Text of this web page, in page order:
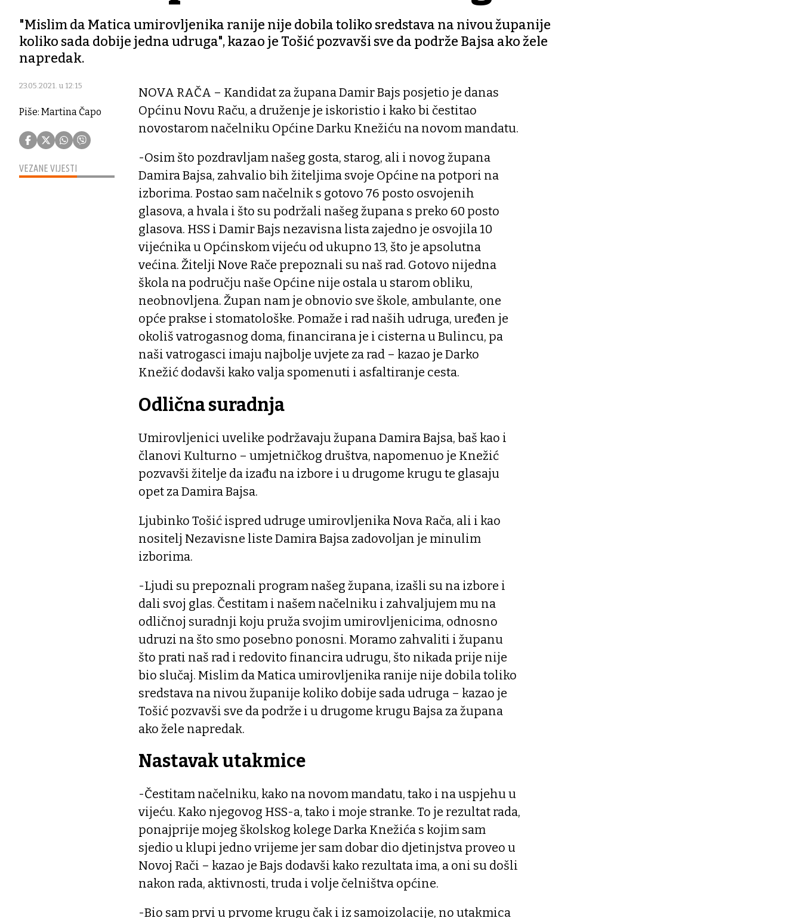
"Mislim da Matica umirovljenika ranije nije dobila toliko sredstava na nivou županije
koliko sada dobije jedna udruga", kazao je Tošić pozvavši sve da podrže Bajsa ako žele
napredak.
23.05.2021. u 12:15
Piše: Martina Čapo
VEZANE VIJESTI
NOVA RAČA – Kandidat za župana Damir Bajs posjetio je danas
Općinu Novu Raču, a druženje je iskoristio i kako bi čestitao
novostarom načelniku Općine Darku Knežiću na novom mandatu.
-Osim što pozdravljam našeg gosta, starog, ali i novog župana
Damira Bajsa, zahvalio bih žiteljima svoje Općine na potpori na
izborima. Postao sam načelnik s gotovo 76 posto osvojenih
glasova, a hvala i što su podržali našeg župana s preko 60 posto
glasova. HSS i Damir Bajs nezavisna lista zajedno je osvojila 10
vijećnika u Općinskom vijeću od ukupno 13, što je apsolutna
većina. Žitelji Nove Rače prepoznali su naš rad. Gotovo nijedna
škola na području naše Općine nije ostala u starom obliku,
neobnovljena. Župan nam je obnovio sve škole, ambulante, one
opće prakse i stomatološke. Pomaže i rad naših udruga, uređen je
okoliš vatrogasnog doma, financirana je i cisterna u Bulincu, pa
naši vatrogasci imaju najbolje uvjete za rad – kazao je Darko
Knežić dodavši kako valja spomenuti i asfaltiranje cesta.
Odlična suradnja
Umirovljenici uvelike podržavaju župana Damira Bajsa, baš kao i
članovi Kulturno – umjetničkog društva, napomenuo je Knežić
pozvavši žitelje da izađu na izbore i u drugome krugu te glasaju
opet za Damira Bajsa.
Ljubinko Tošić ispred udruge umirovljenika Nova Rača, ali i kao
nositelj Nezavisne liste Damira Bajsa zadovoljan je minulim
izborima.
-Ljudi su prepoznali program našeg župana, izašli su na izbore i
dali svoj glas. Čestitam i našem načelniku i zahvaljujem mu na
odličnoj suradnji koju pruža svojim umirovljenicima, odnosno
udruzi na što smo posebno ponosni. Moramo zahvaliti i županu
što prati naš rad i redovito financira udrugu, što nikada prije nije
bio slučaj. Mislim da Matica umirovljenika ranije nije dobila toliko
sredstava na nivou županije koliko dobije sada udruga – kazao je
Tošić pozvavši sve da podrže i u drugome krugu Bajsa za župana
ako žele napredak.
Nastavak utakmice
-Čestitam načelniku, kako na novom mandatu, tako i na uspjehu u
vijeću. Kako njegovog HSS-a, tako i moje stranke. To je rezultat rada,
ponajprije mojeg školskog kolege Darka Knežića s kojim sam
sjedio u klupi jedno vrijeme jer sam dobar dio djetinjstva proveo u
Novoj Rači – kazao je Bajs dodavši kako rezultata ima, a oni su došli
nakon rada, aktivnosti, truda i volje čelništva općine.
-Bio sam prvi u prvome krugu čak i iz samoizolacije, no utakmica